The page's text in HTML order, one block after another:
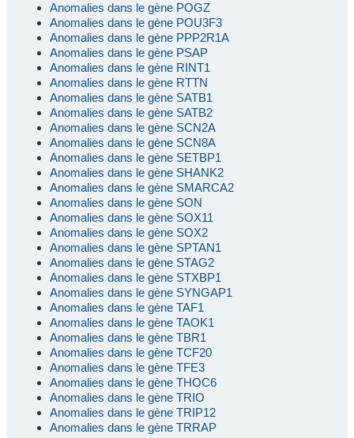
Anomalies dans le gène POGZ
Anomalies dans le gène POU3F3
Anomalies dans le gène PPP2R1A
Anomalies dans le gène PSAP
Anomalies dans le gène RINT1
Anomalies dans le gène RTTN
Anomalies dans le gène SATB1
Anomalies dans le gène SATB2
Anomalies dans le gène SCN2A
Anomalies dans le gène SCN8A
Anomalies dans le gène SETBP1
Anomalies dans le gène SHANK2
Anomalies dans le gène SMARCA2
Anomalies dans le gène SON
Anomalies dans le gène SOX11
Anomalies dans le gène SOX2
Anomalies dans le gène SPTAN1
Anomalies dans le gène STAG2
Anomalies dans le gène STXBP1
Anomalies dans le gène SYNGAP1
Anomalies dans le gène TAF1
Anomalies dans le gène TAOK1
Anomalies dans le gène TBR1
Anomalies dans le gène TCF20
Anomalies dans le gène TFE3
Anomalies dans le gène THOC6
Anomalies dans le gène TRIO
Anomalies dans le gène TRIP12
Anomalies dans le gène TRRAP